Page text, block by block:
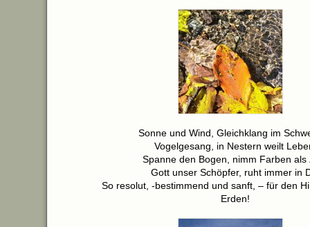
Sonne und Wind, Gleichklang im
Vogelgesang, in Nestern weilt
Spanne den Bogen, nimm Farben als
Gott unser Schöpfer, ruht immer in
So resolut, -bestimmend und sanft, – für den
Erden!